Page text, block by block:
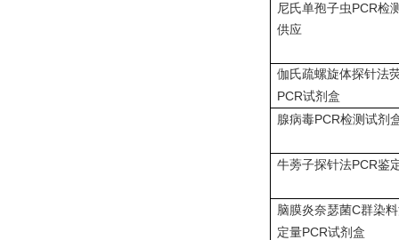
尼氏单孢子虫PCR检
供应
伽氏疏螺旋体探针法
PCR试剂盒
腺病毒PCR检测试剂
牛蒡子探针法PCR鉴
脑膜炎奈瑟菌C群染
定量PCR试剂盒